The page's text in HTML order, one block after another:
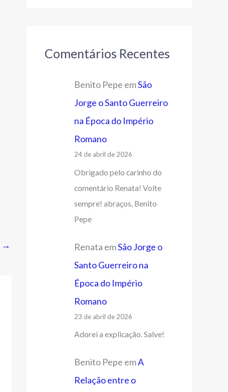
→
Comentários Recentes
Benito Pepe emSão
Jorge o Santo Guerreiro
na Época do Império
Romano
24 de abril de 2026
Obrigado pelo carinho do
comentário Renata! Volte
sempre! abraços, Benito
Pepe
Renata emSão Jorge o
Santo Guerreiro na
Época do Império
Romano
23 de abril de 2026
Adorei a explicação. Salve!
Benito Pepe emA
Relação entre o